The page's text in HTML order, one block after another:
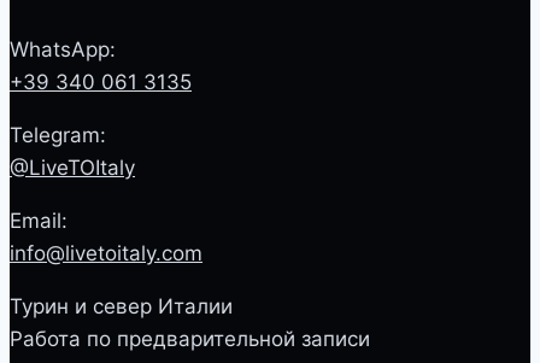
WhatsApp:
+39 340 061 3135
Telegram:
@LiveTOItaly
Email:
info@livetoitaly.com
Турин и север Италии
Работа по предварительной записи